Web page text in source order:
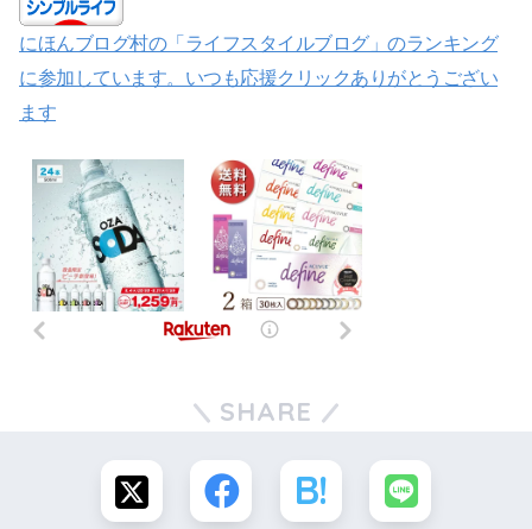
にほんブログ村の「ライフスタイルブログ」のランキング
に参加しています。いつも応援クリックありがとうござい
ます
SHARE